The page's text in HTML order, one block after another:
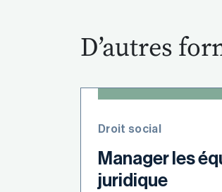
D’autres
Droit social
Manager les
juridique